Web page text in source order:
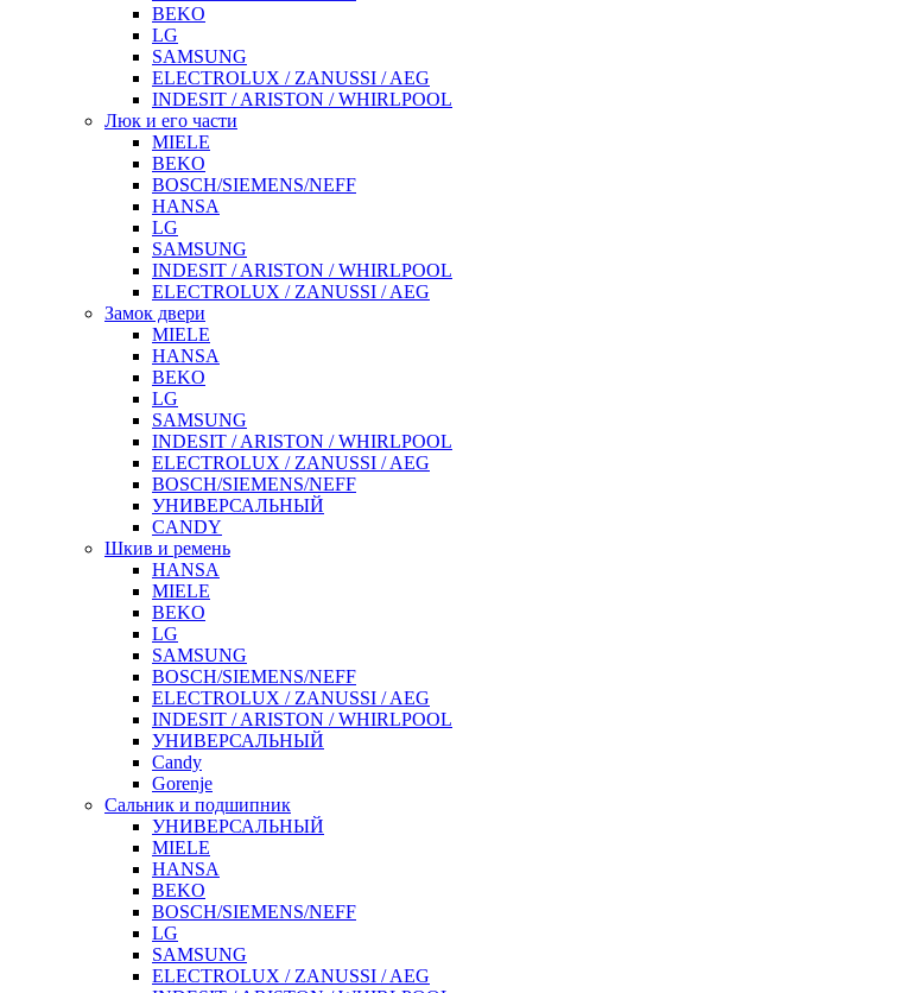
BEKO
LG
SAMSUNG
ELECTROLUX / ZANUSSI / AEG
INDESIT / ARISTON / WHIRLPOOL
Люк и его части
MIELE
BEKO
BOSCH/SIEMENS/NEFF
HANSA
LG
SAMSUNG
INDESIT / ARISTON / WHIRLPOOL
ELECTROLUX / ZANUSSI / AEG
Замок двери
MIELE
HANSA
BEKO
LG
SAMSUNG
INDESIT / ARISTON / WHIRLPOOL
ELECTROLUX / ZANUSSI / AEG
BOSCH/SIEMENS/NEFF
УНИВЕРСАЛЬНЫЙ
CANDY
Шкив и ремень
HANSA
MIELE
BEKO
LG
SAMSUNG
BOSCH/SIEMENS/NEFF
ELECTROLUX / ZANUSSI / AEG
INDESIT / ARISTON / WHIRLPOOL
УНИВЕРСАЛЬНЫЙ
Candy
Gorenje
Сальник и подшипник
УНИВЕРСАЛЬНЫЙ
MIELE
HANSA
BEKO
BOSCH/SIEMENS/NEFF
LG
SAMSUNG
ELECTROLUX / ZANUSSI / AEG